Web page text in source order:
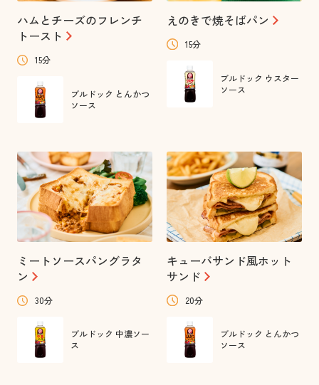
ハムとチーズのフレンチ
トースト
15分
ブルドック とんかつ
ソース
えのきで焼そばパン
15分
ブルドック ウスター
ソース
ミートソースパングラタ
ン
30分
ブルドック 中濃ソー
ス
キューバサンド風ホット
サンド
20分
ブルドック とんかつ
ソース